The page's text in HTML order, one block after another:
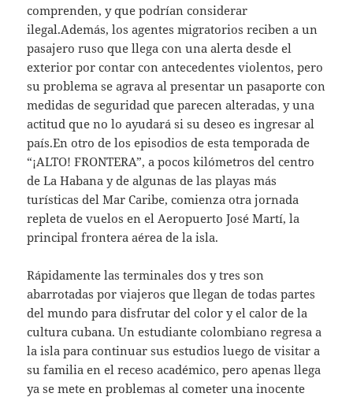
comprenden, y que podrían considerar
ilegal.Además, los agentes migratorios reciben a un
pasajero ruso que llega con una alerta desde el
exterior por contar con antecedentes violentos, pero
su problema se agrava al presentar un pasaporte con
medidas de seguridad que parecen alteradas, y una
actitud que no lo ayudará si su deseo es ingresar al
país.En otro de los episodios de esta temporada de
“¡ALTO! FRONTERA”, a pocos kilómetros del centro
de La Habana y de algunas de las playas más
turísticas del Mar Caribe, comienza otra jornada
repleta de vuelos en el Aeropuerto José Martí, la
principal frontera aérea de la isla.
Rápidamente las terminales dos y tres son
abarrotadas por viajeros que llegan de todas partes
del mundo para disfrutar del color y el calor de la
cultura cubana. Un estudiante colombiano regresa a
la isla para continuar sus estudios luego de visitar a
su familia en el receso académico, pero apenas llega
ya se mete en problemas al cometer una inocente